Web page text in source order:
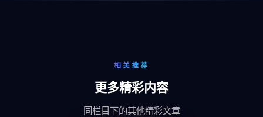
相关推荐
更多精彩内容
同栏目下的其他精彩文章